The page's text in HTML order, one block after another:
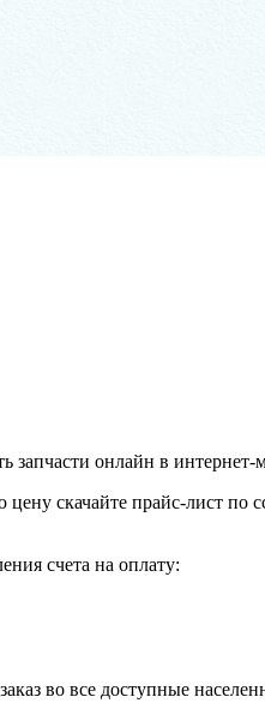
запчасти онлайн в
скачайте прайс-лист
счета на оплату:
во все доступные